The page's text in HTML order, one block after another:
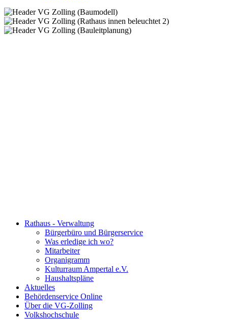
Rathaus - Verwaltung
Bürgerbüro und Bürgerservice
Was erledige ich wo?
Mitarbeiter
Organigramm
Kulturraum Ampertal e.V.
Haushaltspläne
Aktuelles
Behördenservice Online
Über die VG-Zolling
Volkshochschule